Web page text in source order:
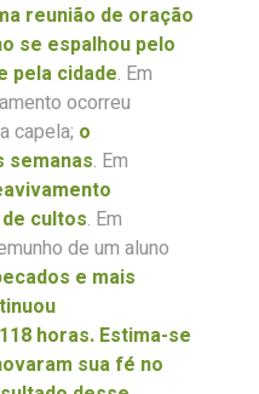
reunião de oração
se espalhou pelo
pela cidade. Em
ocorreu
capela; o
semanas. Em
cultos. Em
de um aluno
e mais
horas. Estima-se
sua fé no